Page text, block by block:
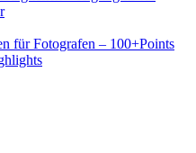
für Fotografen – 100+Points